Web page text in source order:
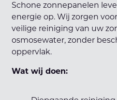
Schone zonnepanelen
energie op. Wij zorgen
veilige reiniging van uw
osmosewater, zonder
oppervlak.
Wat wij doen: